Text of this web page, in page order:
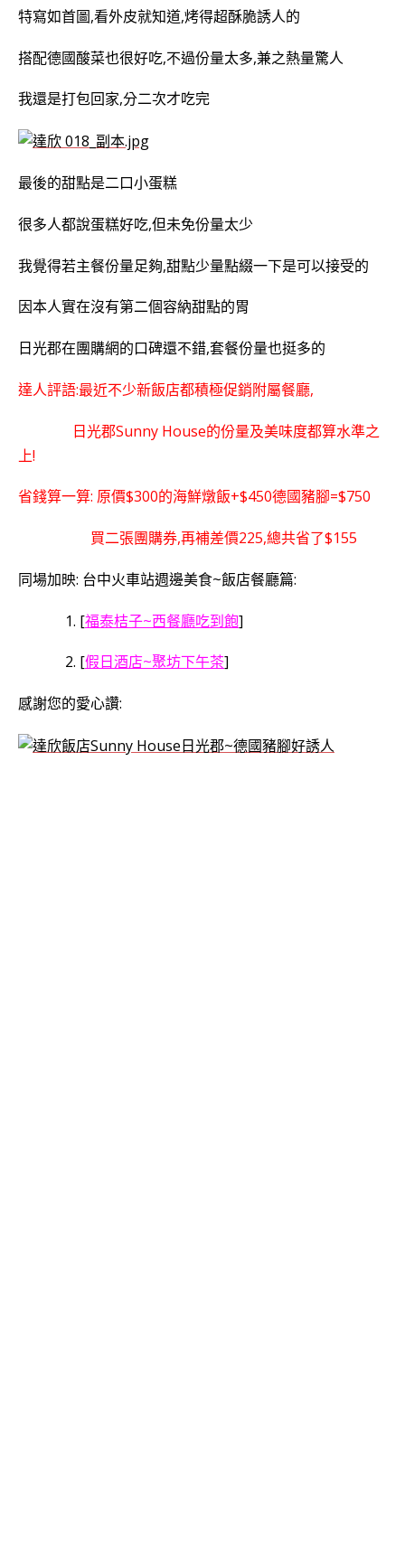
特寫如首圖,看外皮就知道,烤得超酥脆誘人的
搭配德國酸菜也很好吃,不過份量太多,兼之熱量驚人
我還是打包回家,分二次才吃完
最後的甜點是二口小蛋糕
很多人都說蛋糕好吃,但未免份量太少
我覺得若主餐份量足夠,甜點少量點綴一下是可以接受的
因本人實在沒有第二個容納甜點的胃
日光郡在團購網的口碑還不錯,套餐份量也挺多的
達人評語:最近不少新飯店都積極促銷附屬餐廳,
日光郡Sunny House的份量及美味度都算水準之
上!
省錢算一算: 原價$300的海鮮燉飯+$450德國豬腳=$750
買二張團購券,再補差價225,總共省了$155
同場加映: 台中火車站週邊美食~飯店餐廳篇:
1. [福泰桔子~西餐廳吃到飽]
2. [假日酒店~聚坊下午茶]
感謝您的愛心讚: